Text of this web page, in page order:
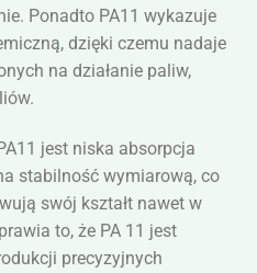
Ponadto PA11 wykazuje
dzięki czemu nadaje
na działanie paliw,
jest niska absorpcja
stabilność wymiarową, co
swój kształt nawet w
to, że PA 11 jest
precyzyjnych